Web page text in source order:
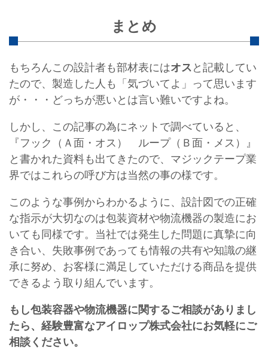
まとめ
もちろんこの設計者も部材表にはオス と記載してい
たので、製造した人も「気づいてよ」って思います
が・・・どっちが悪いとは言い難いですよね。
しかし、この記事の為にネットで調べていると、
『フック（Ａ面・オス） ループ（Ｂ面・メス）』
と書かれた資料も出てきたので、マジックテープ業
界ではこれらの呼び方は当然の事の様です。
このような事例からわかるように、設計図での正確
な指示が大切なのは包装資材や物流機器の製造にお
いても同様です。当社では発生した問題に真摯に向
き合い、失敗事例であっても情報の共有や知識の継
承に努め、お客様に満足していただける商品を提供
できるよう取り組んでいます。
もし包装容器や物流機器に関するご相談がありまし
たら、経験豊富なアイロップ株式会社にお気軽にご
相談ください。